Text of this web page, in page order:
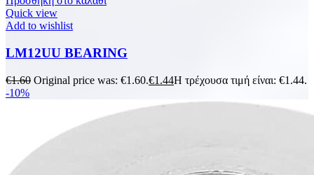
Quick view
Add to wishlist
LM12UU BEARING
€1.60 Original price was: €1.60.€1.44Η τρέχουσα τιμή είναι: €1.44.
-10%